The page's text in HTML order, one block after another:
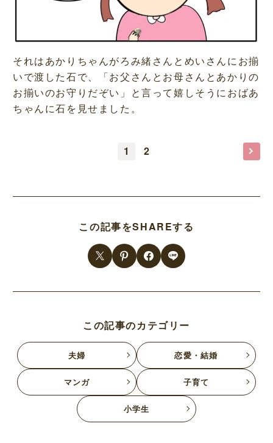
それはあかりちゃんがろみ緒さんとめいさんにお揃
いで渡した石で、「お父さんとお母さんとあかりの
お揃いのお守りだぞい」と言って嬉しそうにおばあ
ちゃんに石を見せました。
1 2
この記事をSHAREする
この記事のカテゴリー
夫婦 恋愛・結婚
マンガ 子育て
小学生